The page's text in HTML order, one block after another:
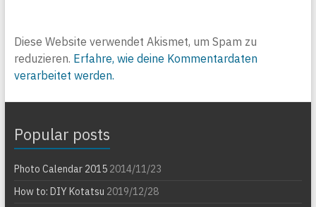
Diese Website verwendet Akismet, um Spam zu
reduzieren. Erfahre, wie deine Kommentardaten
verarbeitet werden.
Popular posts
Photo Calendar 20152014/11/23
How to: DIY Kotatsu 2019/12/28